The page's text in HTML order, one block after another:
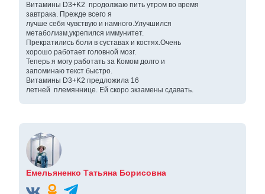
Витамины D3+K2 продолжаю пить утром во время
завтрака. Прежде всего я
лучше себя чувствую и намного.Улучшился
метаболизм,укрепился иммунитет.
Прекратились боли в суставах и костях.Очень
хорошо работает головной мозг.
Теперь я могу работать за Комом долго и
запоминаю текст быстро.
Витамины D3+K2 предложила 16
летней племяннице. Ей скоро экзамены сдавать.
Емельяненко Татьяна Борисовна